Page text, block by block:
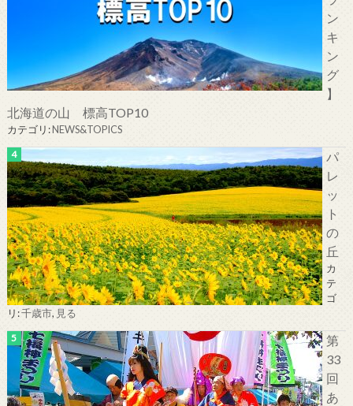
ン
キ
ン
グ
】
北海道の山 標高TOP10
カテゴリ:NEWS&TOPICS
パ
レ
ッ
ト
の
丘
カ
テ
ゴ
リ:千歳市, 見る
第
33
回
あ